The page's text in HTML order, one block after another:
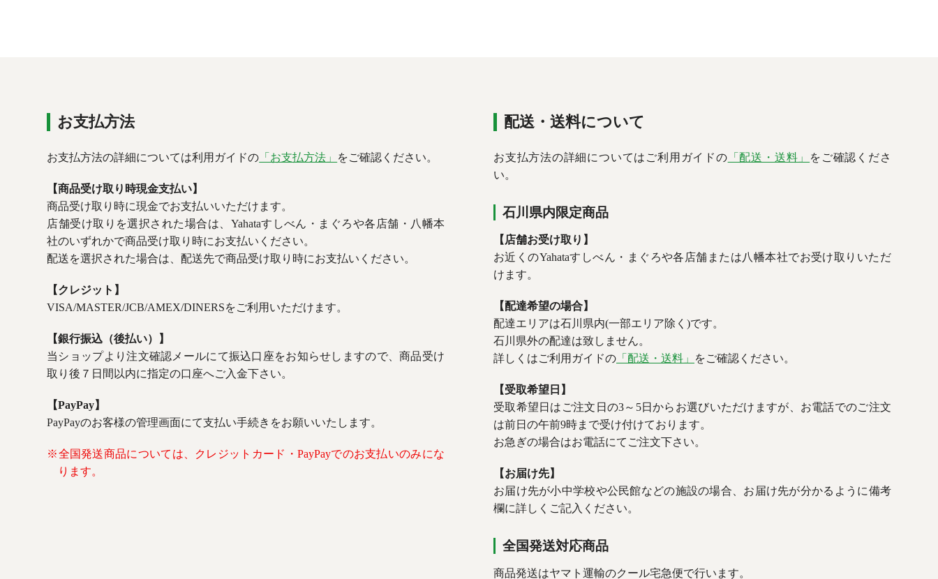
お支払方法
お支払方法の詳細については利用ガイドの 「お支払方法」 をご確認ください。
【商品受け取り時現金支払い】
商品受け取り時に現金でお支払いいただけます。
店舗受け取りを選択された場合は、Yahataすしべん・まぐろや各店舗・八幡本
社のいずれかで商品受け取り時にお支払いください。
配送を選択された場合は、配送先で商品受け取り時にお支払いください。
【クレジット】
VISA/MASTER/JCB/AMEX/DINERSをご利用いただけます。
【銀行振込（後払い）】
当ショップより注文確認メールにて振込口座をお知らせしますので、商品受け
取り後７日間以内に指定の口座へご入金下さい。
【PayPay】
PayPayのお客様の管理画面にて支払い手続きをお願いいたします。
※全国発送商品については、クレジットカード・PayPayでのお支払いのみにな
ります。
配送・送料について
お支払方法の詳細についてはご利用ガイドの 「配送・送料」
をご確認くださ
い。
石川県内限定商品
【店舗お受け取り】
お近くのYahataすしべん・まぐろや各店舗または八幡本社でお受け取りいただ
けます。
【配達希望の場合】
配達エリアは石川県内(一部エリア除く)です。
石川県外の配達は致しません。
詳しくはご利用ガイドの 「配送・送料」 をご確認ください。
【受取希望日】
受取希望日はご注文日の3～5日からお選びいただけますが、お電話でのご注文
は前日の午前9時まで受け付けております。
お急ぎの場合はお電話にてご注文下さい。
【お届け先】
お届け先が小中学校や公民館などの施設の場合、お届け先が分かるように備考
欄に詳しくご記入ください。
全国発送対応商品
商品発送はヤマト運輸のクール宅急便で行います。